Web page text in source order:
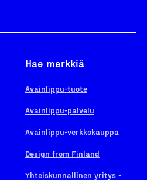
Hae merkkiä
Avainlippu-tuote
Avainlippu-palvelu
Avainlippu-verkkokauppa
Design from Finland
Yhteiskunnallinen yritys -